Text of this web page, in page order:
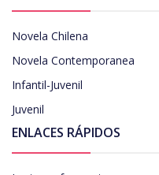
Novela Chilena
Novela Contemporanea
Infantil-Juvenil
Juvenil
ENLACES RÁPIDOS